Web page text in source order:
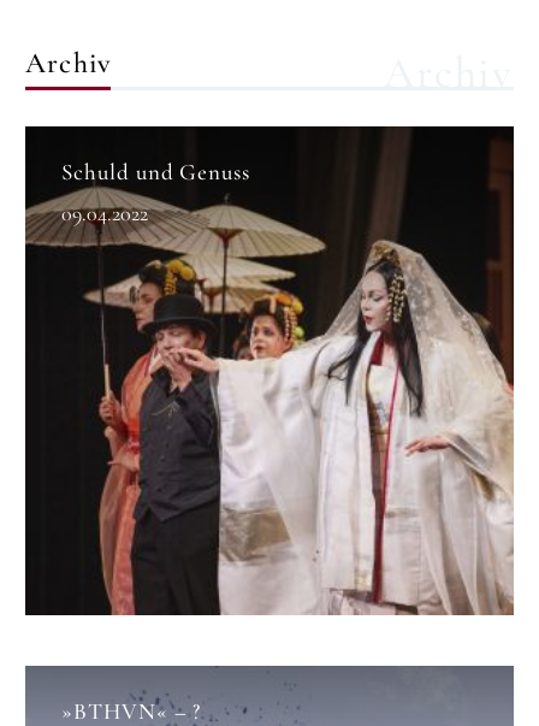
Archiv
Schuld und Genuss
09.04.2022
»BTHVN« – ?